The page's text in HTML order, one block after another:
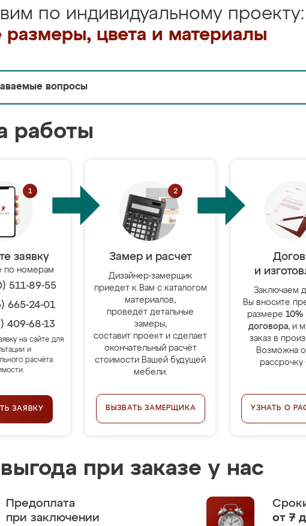
по индивидуальному проекту:
цвета и материалы
вопросы
работы
заявку
по номерам
511-89-55
665-24-01
409-68-13
на сайте для
и
расчёта
ЗАЯВКУ
Замер и расчет
Дизайнер-замерщик
приедет к Вам с каталогом
материалов,
проведёт детальные
замеры,
составит проект и сделает
окончательный расчёт
стоимости Вашей будущей
мебели.
ВЫЗВАТЬ ЗАМЕРЩИКА
и
Заключаем
Вы вносите
размере 10%
договора, и
заказ в
Возможна
рассрочку
УЗНАТЬ О
при заказе у нас
Предоплата
при заключении
от 7